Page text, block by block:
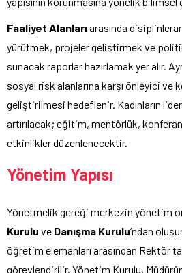
Faaliyet Alanlarıarasında
yürütmek, projeler geliştirmek ve
sunacak raporlar hazırlamak yer alır.
sosyal risk alanlarına karşı önleyici ve
geliştirilmesi hedeflenir. Kadınların
artırılacak; eğitim, mentörlük,
etkinlikler düzenlenecektir.
Yönetim Yapısı
Yönetmelik gereği merkezin yönetim
Kurulu ve Danışma Kurulu‘ndan
öğretim elemanları arasından Rektör
görevlendirilir. Yönetim Kurulu,